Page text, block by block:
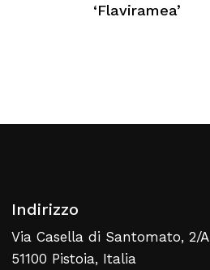
‘Flaviramea’
Indirizzo
Via Casella di Santomato, 2/A
51100 Pistoia, Italia